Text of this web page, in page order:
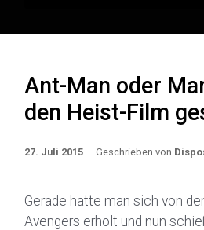
Ant-Man oder
den Heist-Film
27. Juli 2015 Geschrieben von
Gerade hatte man sich von
Avengers erholt und nun